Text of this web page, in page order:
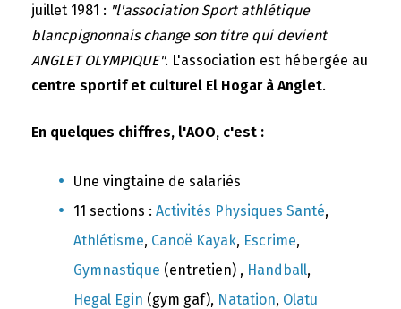
juillet 1981 : "l'association Sport athlétique
blancpignonnais change son titre qui devient
ANGLET OLYMPIQUE". L'association est hébergée au
centre sportif et culturel El Hogar à Anglet.
En quelques chiffres, l'AOO, c'est :
Une vingtaine de salariés
11 sections : Activités Physiques Santé,
Athlétisme, Canoë Kayak, Escrime,
Gymnastique (entretien) , Handball,
Hegal Egin (gym gaf), Natation, Olatu